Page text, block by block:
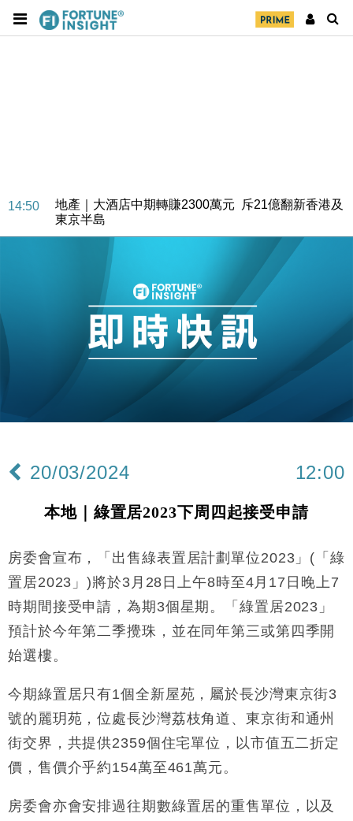
14:50
地產｜大酒店中期轉賺2300萬元 斥21億翻新香港及
東京半島
國際｜特朗普赴洛杉磯高球場活動前 男子攜槍彈被捕
財經｜香港7月PMI回落至51 企業擴張放慢兼縮減人
財經｜黑石傳再籌逾360億美元 支援Anthropic租用
Google晶片
10:57
財經｜美商務部擬擴大金屬關稅範圍 14類產品或加徵
本地｜新世界K11 9月升級會員制度 增鉑金卡級別鎖
16:33
財經｜滙控重啟最多10億美元回購 派息比率目標維持
財經｜SHEIN傳最快8月中招股 估值料降至400億美
11:30
財經｜精星香港夥菜鳥拓全球智慧倉儲市場 加快海外
市場落地
14:50
地產｜大酒店中期轉賺2300萬元 斥21億翻新香港及
東京半島
13:12
國際｜特朗普赴洛杉磯高球場活動前 男子攜槍彈被捕
手
11:40
財經｜黑石傳再籌逾360億美元 支援Anthropic租用
25%
18:15
定高消費客群
20/03/2024 12:00
本地｜綠置居2023下周四起接受申請
房委會宣布，「出售綠表置居計劃單位2023」(「綠
置居2023」)將於3月28日上午8時至4月17日晚上7
時期間接受申請，為期3個星期。「綠置居2023」
預計於今年第二季攪珠，並在同年第三或第四季開
始選樓。
今期綠置居只有1個全新屋苑，屬於長沙灣東京街3
號的麗玥苑，位處長沙灣荔枝角道、東京街和通州
街交界，共提供2359個住宅單位，以市值五二折定
價，售價介乎約154萬至461萬元。
房委會亦會安排過往期數綠置居的重售單位，以及